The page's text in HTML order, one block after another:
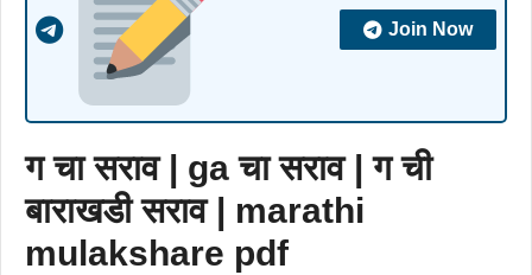
Join Now
ग चा सराव | ga चा सराव | ग ची
बाराखडी सराव | marathi
mulakshare pdf